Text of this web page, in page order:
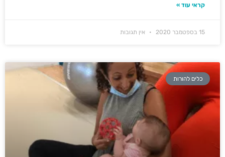
קראי עוד »
15 בספטמבר 2020 אין תגובות
כלים להורות